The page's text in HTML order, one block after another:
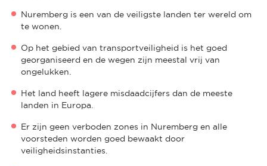
Nuremberg is een van de veiligste landen ter wereld om
te wonen.
Op het gebied van transportveiligheid is het goed
georganiseerd en de wegen zijn meestal vrij van
ongelukken.
Het land heeft lagere misdaadcijfers dan de meeste
landen in Europa.
Er zijn geen verboden zones in Nuremberg en alle
voorsteden worden goed bewaakt door
veiligheidsinstanties.